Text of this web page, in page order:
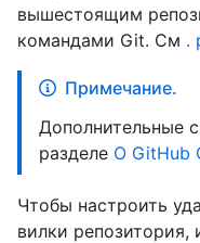
вышестоящим
командами Git. См .
Примечание.
Дополнительные
разделе О GitHub
Чтобы настроить
вилки репозитория,